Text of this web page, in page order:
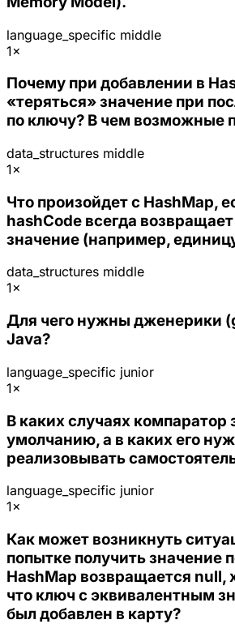
language_specific middle
1×
Почему при добавлении в
«теряться» значение при
по ключу? В чем возможные
data_structures middle
1×
Что произойдет с HashMap,
hashCode всегда
значение (например,
data_structures middle
1×
Для чего нужны дженерики
Java?
language_specific junior
1×
В каких случаях компаратор
умолчанию, а в каких его
реализовывать
language_specific junior
1×
Как может возникнуть
попытке получить значение
HashMap возвращается null,
что ключ с эквивалентным
был добавлен в карту?